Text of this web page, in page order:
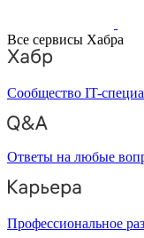
Все сервисы Хабра
Сообщество IT-
Ответы на любые
Профессиональное